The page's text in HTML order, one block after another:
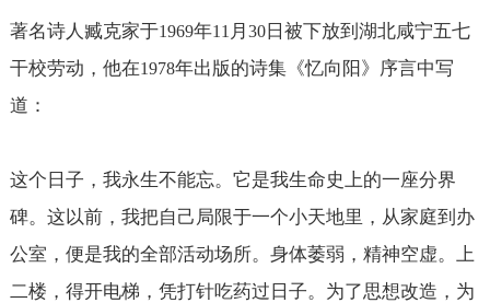
著名诗人臧克家于1969年11 月 30日被下放到湖北咸宁五七
干校劳动，他在1978年出版的诗集《忆向阳》序言中写
道：
这个日子，我永生不能忘。它是我生命史上的一座分界
碑。这以前，我把自己局限于一个小天地里，从家庭到办
公室，便是我的全部活动场所。身体萎弱，精神空虚。上
二楼，得开电梯，凭打针吃药过日子。为了思想改造，为